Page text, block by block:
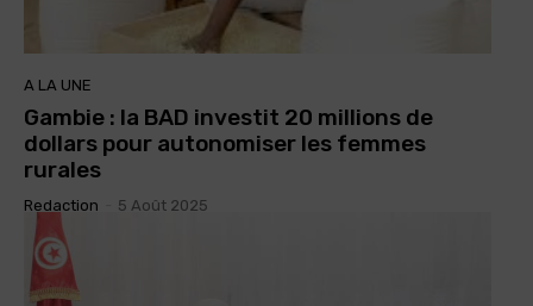
A LA UNE
Gambie : la BAD investit 20 millions de
dollars pour autonomiser les femmes
rurales
Redaction 5 Août 2025